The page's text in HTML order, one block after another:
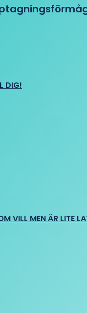
DIG!
VILL MEN ÄR LITE